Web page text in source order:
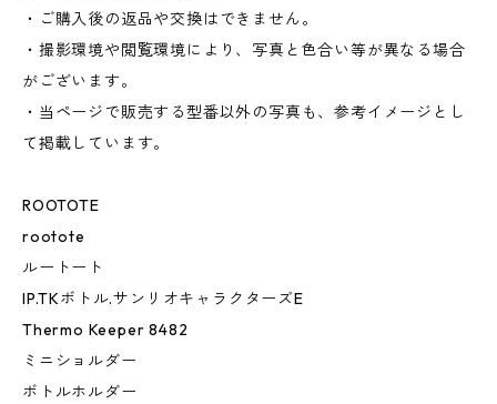
・ご購入後の返品や交換はできません。
・撮影環境や閲覧環境により、写真と色合い等が異なる場合
がございます。
・当ページで販売する型番以外の写真も、参考イメージとし
て掲載しています。
ROOTOTE
rootote
ルートート
IP.TKボトル.サンリオキャラクターズE
Thermo Keeper 8482
ミニショルダー
ボトルホルダー